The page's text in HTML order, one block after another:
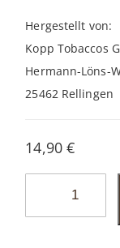
Hergestellt von:
Kopp Tobaccos
Hermann-Löns-
25462 Rellingen
14,90 €